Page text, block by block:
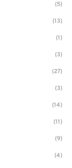
(5)
(13)
(1)
(3)
(27)
(3)
(14)
(11)
(9)
(4)